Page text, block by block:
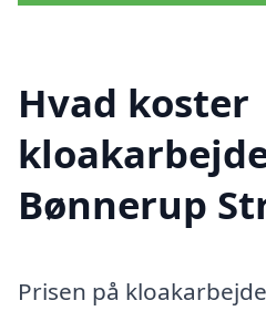
Hvad koster
Bønnerup
Prisen på